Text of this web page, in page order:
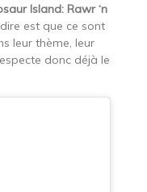
Island: Rawr ‘n
est que ce sont
leur thème, leur
donc déjà le